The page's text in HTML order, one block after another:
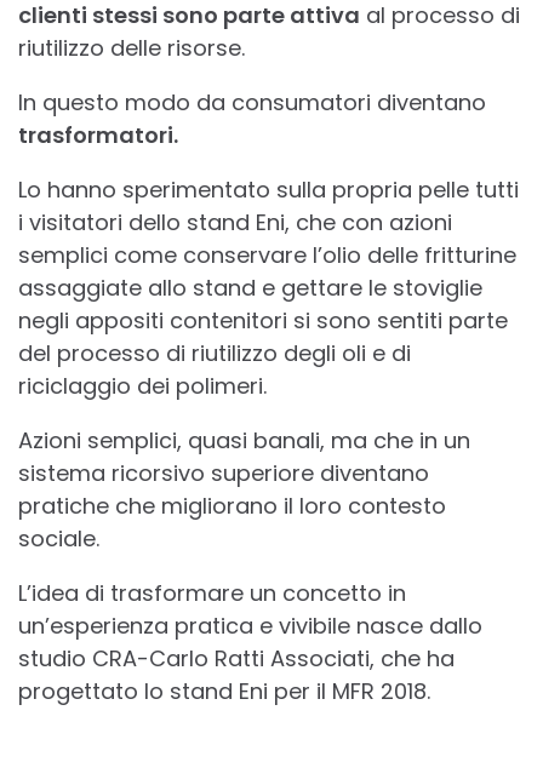
clienti stessi sono parte attiva al processo di
riutilizzo delle risorse.
In questo modo da consumatori diventano
trasformatori.
Lo hanno sperimentato sulla propria pelle tutti
i visitatori dello stand Eni, che con azioni
semplici come conservare l’olio delle fritturine
assaggiate allo stand e gettare le stoviglie
negli appositi contenitori si sono sentiti parte
del processo di riutilizzo degli oli e di
riciclaggio dei polimeri.
Azioni semplici, quasi banali, ma che in un
sistema ricorsivo superiore diventano
pratiche che migliorano il loro contesto
sociale.
L’idea di trasformare un concetto in
un’esperienza pratica e vivibile nasce dallo
studio CRA-Carlo Ratti Associati, che ha
progettato lo stand Eni per il MFR 2018.